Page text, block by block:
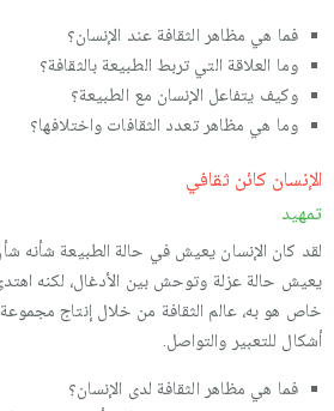
فما هي مظاهر الثقافة عند الإنسان؟
وما العلاقة التي تربط الطبيعة بالثقافة؟
وكيف يتفاعل الإنسان مع الطبيعة؟
وما هي مظاهر تعدد الثقافات واختلافها؟
الإنسان كائن ثقافي
تمهيد
لقد كان الإنسان يعيش في حالة الطبيعة شأنه
يعيش حالة عزلة وتوحش بين الأدغال، لكنه
خاص هو به، عالم الثقافة من خلال إنتاج
أشكال للتعبير والتواصل.
فما هي مظاهر الثقافة لدى الإنسان؟